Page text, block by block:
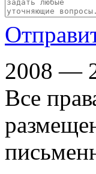
2008 —
Все